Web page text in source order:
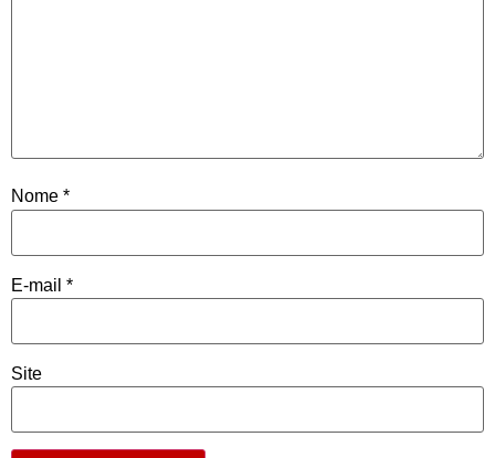
Nome *
E-mail *
Site